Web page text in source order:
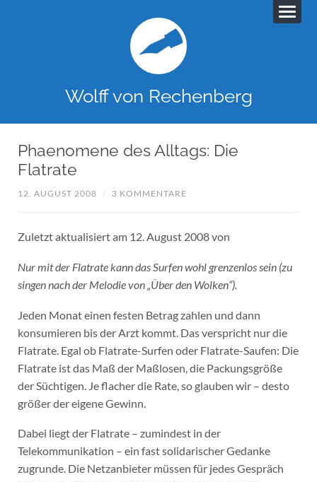
Wolff von Rechenberg
Phaenomene des Alltags: Die
Flatrate
12. AUGUST 2008 / 3 KOMMENTARE
Zuletzt aktualisiert am 12. August 2008 von
Nur mit der Flatrate kann das Surfen wohl grenzenlos sein (zu
singen nach der Melodie von „Über den Wolken“).
Jeden Monat einen festen Betrag zahlen und dann
konsumieren bis der Arzt kommt. Das verspricht nur die
Flatrate. Egal ob Flatrate-Surfen oder Flatrate-Saufen: Die
Flatrate ist das Maß der Maßlosen, die Packungsgröße
der Süchtigen. Je flacher die Rate, so glauben wir – desto
größer der eigene Gewinn.
Dabei liegt der Flatrate – zumindest in der
Telekommunikation – ein fast solidarischer Gedanke
zugrunde. Die Netzanbieter müssen für jedes Gespräch